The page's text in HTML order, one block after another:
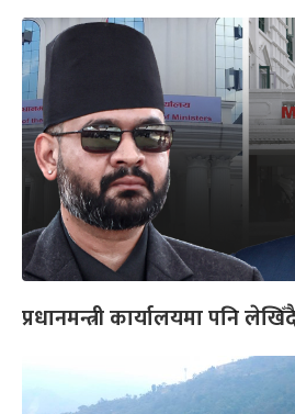
प्रधानमन्त्री कार्यालयमा पनि